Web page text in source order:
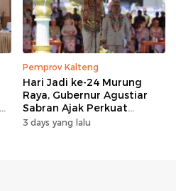
Pemprov Kalteng
Hari Jadi ke-24 Murung
Raya, Gubernur Agustiar
Sabran Ajak Perkuat
Sinergi Pembangunan
3 days yang lalu